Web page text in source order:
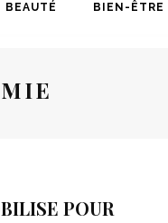
BEAUTÉ BIEN-ÊTRE
POUR